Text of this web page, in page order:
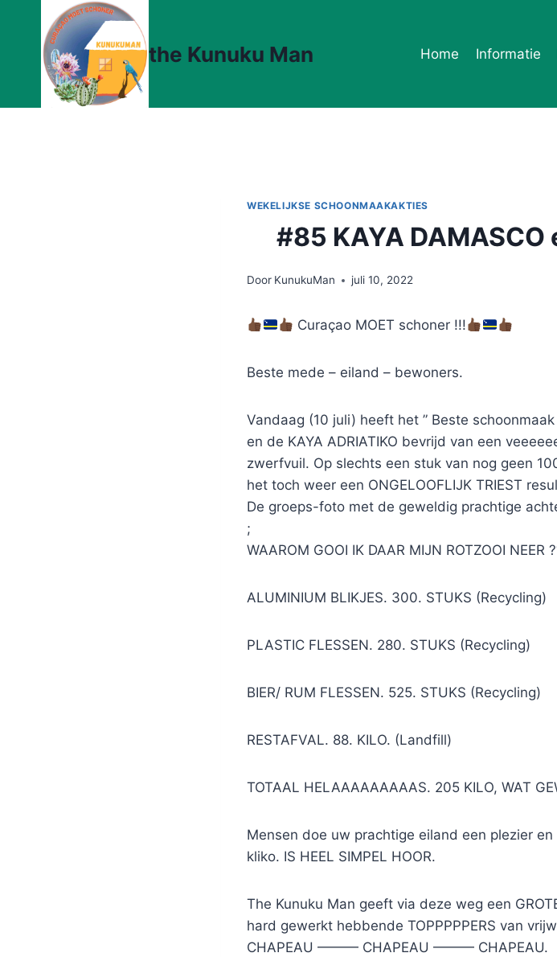
Doorgaan
the Kunuku Man Home Informatie
WEKELIJKSE SCHOONMAAKAKTIES
#85 KAYA DAMASCO
Door KunukuMan juli 10, 2022
Curaçao MOET schoner !!!
Beste mede – eiland – bewoners.
Vandaag (10 juli) heeft het ” Beste
en de KAYA ADRIATIKO bevrijd van een
zwerfvuil. Op slechts een stuk van nog geen
het toch weer een ONGELOOFLIJK TRIEST
De groeps-foto met de geweldig prachtige
;
WAAROM GOOI IK DAAR MIJN ROTZOOI NEER
ALUMINIUM BLIKJES. 300. STUKS (Recycling)
PLASTIC FLESSEN. 280. STUKS (Recycling)
BIER/ RUM FLESSEN. 525. STUKS (Recycling)
RESTAFVAL. 88. KILO. (Landfill)
TOTAAL HELAAAAAAAAAS. 205 KILO, WAT
Mensen doe uw prachtige eiland een plezier
kliko. IS HEEL SIMPEL HOOR.
The Kunuku Man geeft via deze weg een
hard gewerkt hebbende TOPPPPPERS van
CHAPEAU ——— CHAPEAU ——— CHAPEAU.